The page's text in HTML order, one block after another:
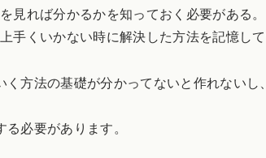
見れば分かるかを知っておく必要がある。
手くいかない時に解決した方法を記憶して
く方法の基礎が分かってないと作れないし
必要があります。